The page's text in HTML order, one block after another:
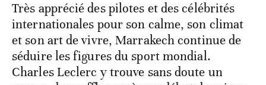
Très apprécié des pilotes et des célébrités
internationales pour son calme, son climat
et son art de vivre, Marrakech continue de
séduire les figures du sport mondial.
Charles Leclerc y trouve sans doute un